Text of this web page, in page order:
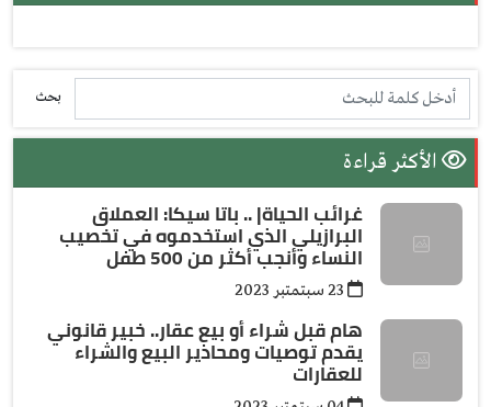
بحث
الأكثر قراءة
غرائب الحياة| .. باتا سيكا: العملاق
البرازيلي الذي استخدموه في تخصيب
النساء وأنجب أكثر من 500 طفل
هام قبل شراء أو بيع عقار.. خبير قانوني
يقدم توصيات ومحاذير البيع والشراء
للعقارات